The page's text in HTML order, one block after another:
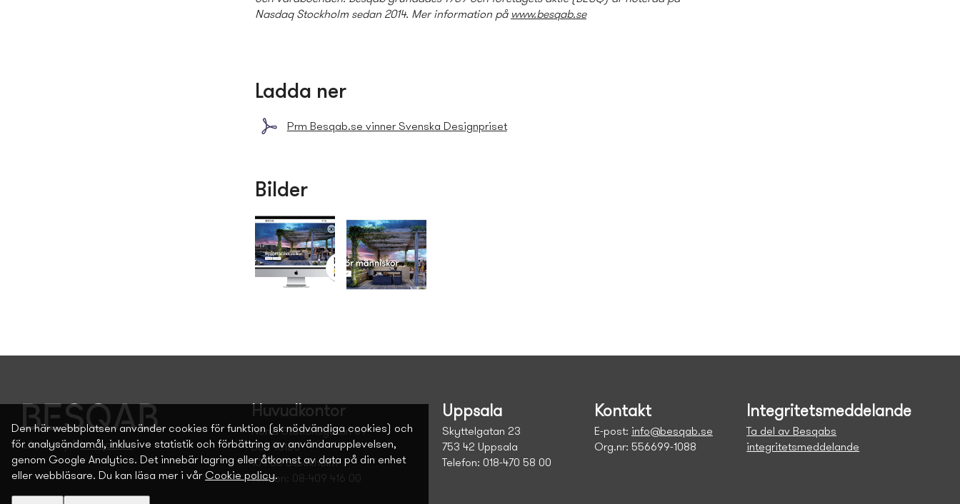
Nasdaq Stockholm sedan 2014. Mer information på www.besqab.se
Ladda ner
Prm Besqab.se vinner Svenska Designpriset
Bilder
Läs mer påbesqab.se
Huvudkontor
Norra Stationsgatan 69
Box 45100
104 30 Stockholm
Telefon: 08-409 416 00
Uppsala
Skyttelgatan 23
753 42 Uppsala
Telefon: 018-470 58 00
Kontakt
E-post: info@besqab.se
Org.nr: 556699-1088
Integritetsmeddelande
Ta del av Besqabs
integritetsmeddelande
Den här webbplatsen använder cookies för funktion (sk nödvändiga cookies) och
för analysändamål, inklusive statistik och förbättring av användarupplevelsen,
genom Google Analytics. Det innebär lagring eller åtkomst av data på din enhet
eller webbläsare. Du kan läsa mer i vår Cookie policy.